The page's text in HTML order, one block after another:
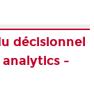
décisionnel
analytics -